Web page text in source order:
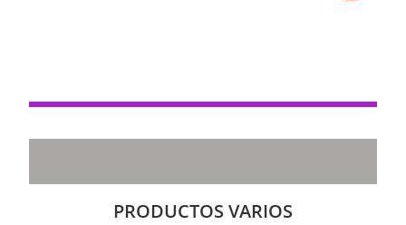
PRODUCTOS VARIOS